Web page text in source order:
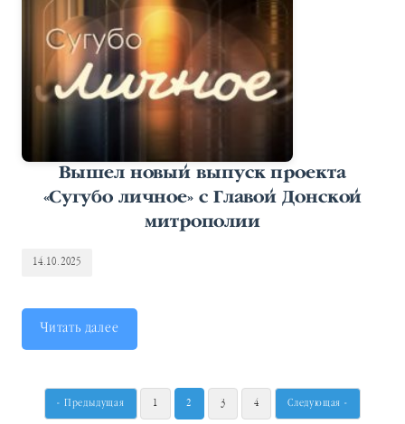
Вышел новый выпуск проекта
«Сугубо личное» с Главой Донской
митрополии
14.10.2025
Читать далее
« Предыдущая 1 2 3 4 Следующая »